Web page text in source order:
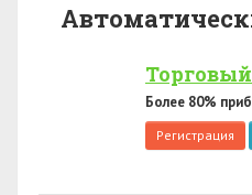
Более 80%
Регистрация